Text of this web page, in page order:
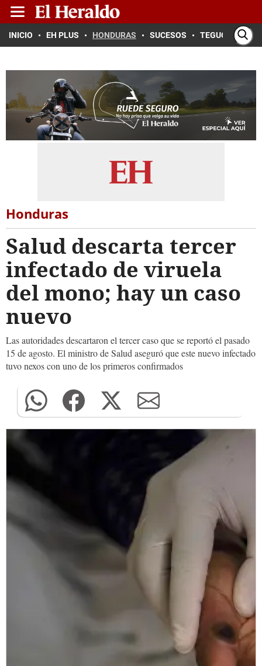
INICIO EH PLUS HONDURAS SUCESOS TEGUCIGALPA
Honduras
Salud descarta tercer
infectado de viruela
del mono; hay un caso
nuevo
Las autoridades descartaron el tercer caso que se reportó el pasado
15 de agosto. El ministro de Salud aseguró que este nuevo infectado
tuvo nexos con uno de los primeros confirmados